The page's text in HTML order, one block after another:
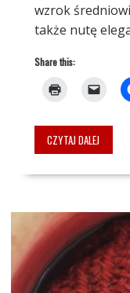
wzrok
także nutę
Share this:
CZYTAJ DALEJ